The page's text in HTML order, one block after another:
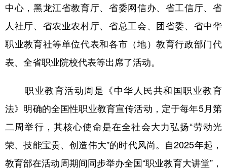
山东 河南 湖北 湖南
广东 广西 海南 重庆
四川 贵州 云南 西藏
新疆 内蒙古 黑龙江
多语种频道
中心，黑龙江省教育厅、省委网信办、省工信厅、省
人社厅、省农业农村厅、省总工会、团省委、省中华
职业教育社等单位代表和各市（地）教育行政部门代
表、全省职业院校代表等出席了活动。
职业教育活动周是《中华人民共和国职业教育
法》明确的全国性职业教育宣传活动，定于每年5月第
二周举行，其核心使命是在全社会大力弘扬“劳动光
荣、技能宝贵、创造伟大”的时代风尚。自2025年起，
教育部在活动周期间同步举办全国“职业教育大讲堂”，